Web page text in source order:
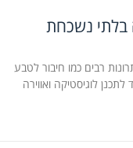
בלתי נשכחת
רבים כמו חיבור לטבע
לוגיסטיקה ואווירה